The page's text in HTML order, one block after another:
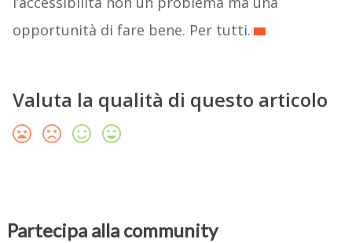
opportunità di fare bene. Per tutti.
Valuta la qualità di questo articolo
Partecipa alla community